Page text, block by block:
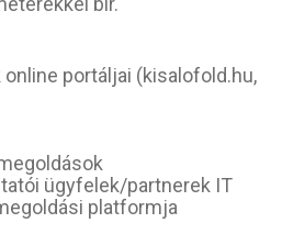
online portáljai (kisalofold.hu,
ügyfelek/partnerek IT
platformja